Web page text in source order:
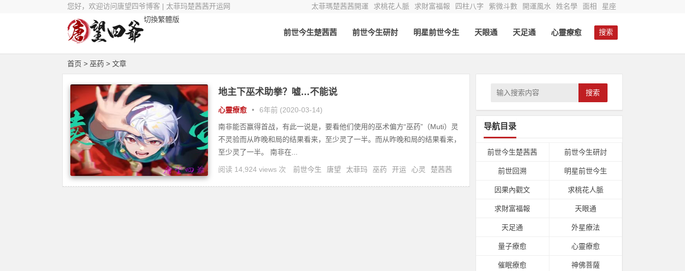
您好，欢迎访问唐望四爷博客 | 太菲玛楚茜茜开运网 太菲瑪楚茜茜開運 求桃花人脈 求財富福報 四柱八字 紫微斗數 開運風水 姓名學 面相
星座
切換繁體版
搜索
前世今生楚茜茜 前世今生研討 明星前世今生 天眼通 天足通 心靈療愈
首页 > 巫药 > 文章
地主下巫术助拳？嘘…不能说
心靈療愈 • 6年前 (2020-03-14)
南非能否赢得首战，有此一说是，要看他们使用的巫术偏方“巫药”（Muti）灵
不灵验而从昨晚和局的结果看来，至少灵了一半。而从昨晚和局的结果看来，
至少灵了一半。 南非在...
阅读 14,924 views 次 前世今生 唐望 太菲玛 巫药 开运 心灵
楚茜茜
搜索
导航目录
前世今生楚茜茜 前世今生研討
前世回溯 明星前世今生
因果內觀文 求桃花人脈
求財富福報 天眼通
天足通 外星療法
量子療愈 心靈療愈
催眠療愈 神佛菩薩